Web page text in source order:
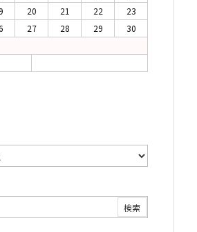
20 21 22
23
27 28 29
30